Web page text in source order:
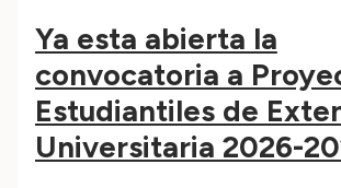
Ya esta abierta la
convocatoria a
Estudiantiles de
Universitaria 2026-